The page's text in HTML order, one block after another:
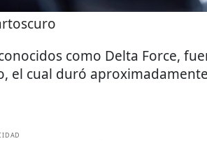
como Delta Force,
el cual duró